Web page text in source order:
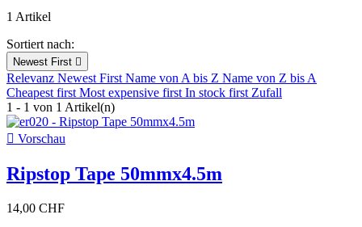
1 Artikel
Sortiert nach:
Newest First 
Relevanz Newest First Name von A bis Z Name von Z bis A
Cheapest first Most expensive first In stock first Zufall
1 - 1 von 1 Artikel(n)
 Vorschau
Ripstop Tape 50mmx4.5m
14,00 CHF